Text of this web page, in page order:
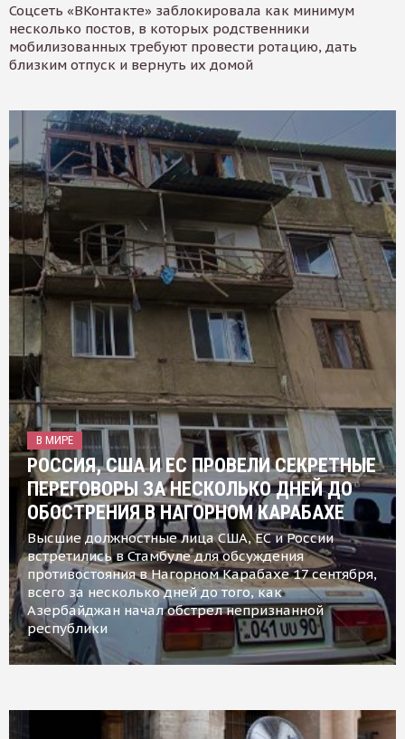
Соцсеть «ВКонтакте» заблокировала как минимум
несколько постов, в которых родственники
мобилизованных требуют провести ротацию, дать
близким отпуск и вернуть их домой
В МИРЕ
РОССИЯ, США И ЕС ПРОВЕЛИ СЕКРЕТНЫЕ
ПЕРЕГОВОРЫ ЗА НЕСКОЛЬКО ДНЕЙ ДО
ОБОСТРЕНИЯ В НАГОРНОМ КАРАБАХЕ
Высшие должностные лица США, ЕС и России
встретились в Стамбуле для обсуждения
противостояния в Нагорном Карабахе 17 сентября,
всего за несколько дней до того, как
Азербайджан начал обстрел непризнанной
республики